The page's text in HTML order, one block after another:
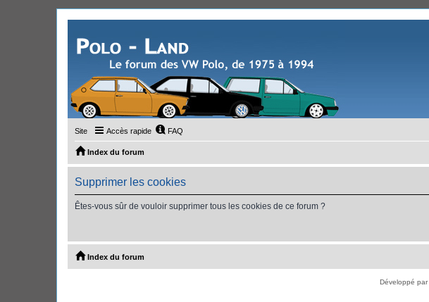
Site Accès rapide FAQ
Index du forum
Supprimer les cookies
Êtes-vous sûr de vouloir supprimer tous les cookies de ce forum ?
Index du forum
Développé par